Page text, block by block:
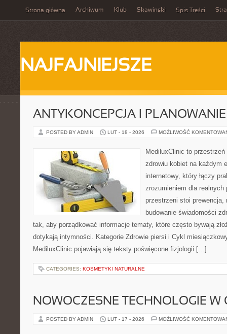
Strona główna Archiwum Klub Skawinski Spis Treści
NAJFAJNIEJSZE
ANTYKONCEPCJA I
POSTED BY ADMIN LUT - 18 - 2026 MOŻLIWOŚĆ
MediluxClinic to
zdrowiu kobiet na każdym
internetowy, który łączy
zrozumieniem dla
przestrzeni stoi prewencja,
budowanie świadomości
tak, aby porządkować informacje tematy, które często bywają
dotykają intymności. Kategorie Zdrowie piersi i Cykl
MediluxClinic pojawiają się teksty poświęcone fizjologii […]
CATEGORIES: KOSMETYKI NATURALNE
NOWOCZESNE TECHNOLOGIE W
POSTED BY ADMIN LUT - 17 - 2026 MOŻLIWOŚĆ